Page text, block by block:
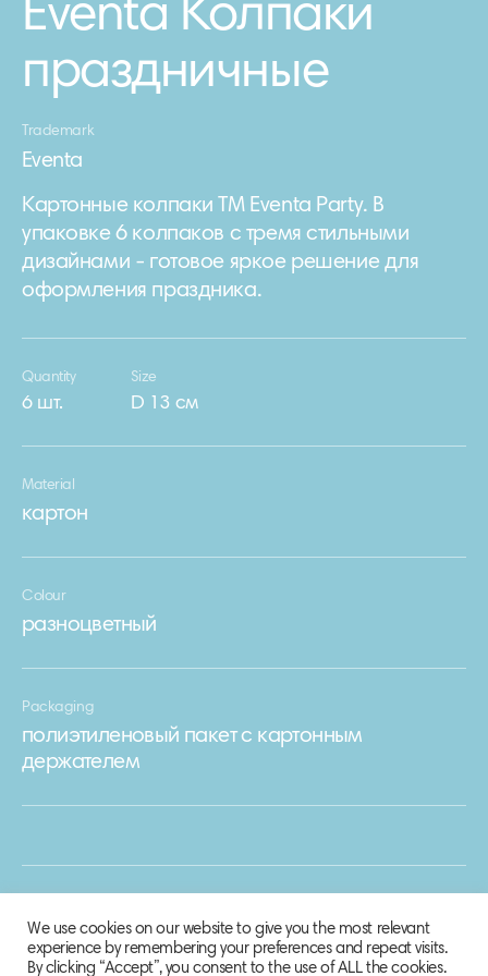
Eventa Колпаки
праздничные
Trademark
Eventa
Картонные колпаки TM Eventa Party. В
упаковке 6 колпаков с тремя стильными
дизайнами - готовое яркое решение для
оформления праздника.
Quantity
6 шт.
Size
D 13 см
Material
картон
Colour
разноцветный
Packaging
полиэтиленовый пакет с картонным
держателем
We use cookies on our website to give you the most relevant
experience by remembering your preferences and repeat visits.
By clicking “Accept”, you consent to the use of ALL the cookies.